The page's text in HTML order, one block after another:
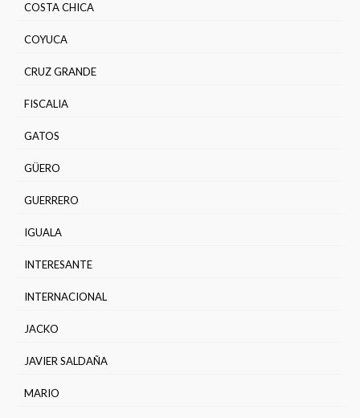
COSTA CHICA
COYUCA
CRUZ GRANDE
FISCALIA
GATOS
GÜERO
GUERRERO
IGUALA
INTERESANTE
INTERNACIONAL
JACKO
JAVIER SALDAÑA
MARIO